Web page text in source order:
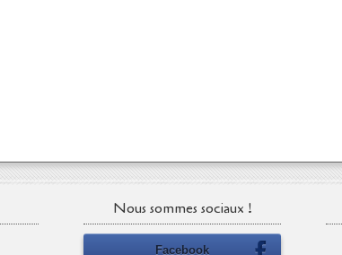
Nous sommes sociaux !
Facebook